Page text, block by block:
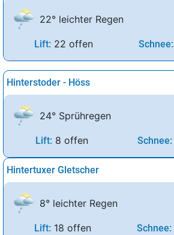
22° leichter Regen
Lift: 22 offen Schnee:
Hinterstoder - Höss
24° Sprühregen
Lift: 8 offen Schnee:
Hintertuxer Gletscher
8° leichter Regen
Lift: 18 offen Schnee: